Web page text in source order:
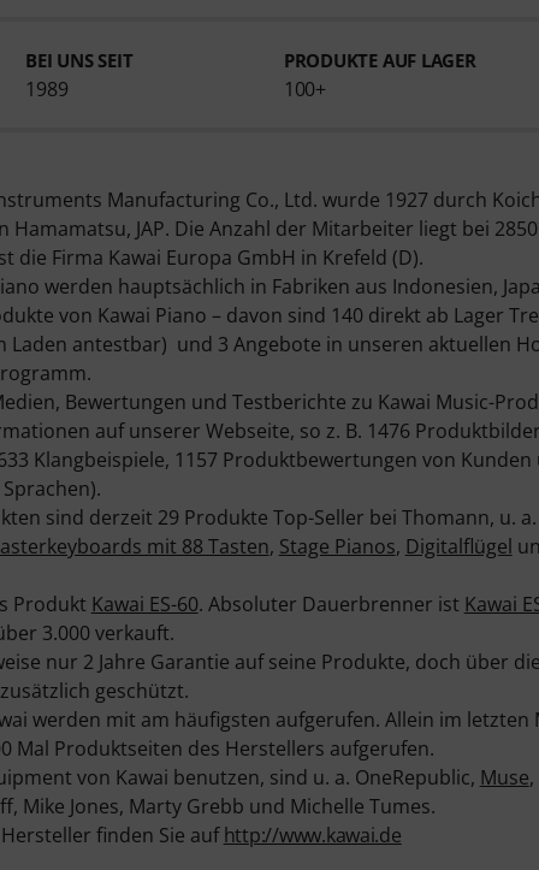
BEI UNS SEIT
1989
PRODUKTE AUF LAGER
100+
Manufacturing Co., Ltd. wurde 1927 durch
JAP. Die Anzahl der Mitarbeiter liegt bei
die Firma Kawai Europa GmbH in Krefeld (D).
werden hauptsächlich in Fabriken aus Indonesien,
von Kawai Piano – davon sind 140 direkt ab Lager
antestbar) und 3 Angebote in unseren aktuellen
Bewertungen und Testberichte zu Kawai Music-
auf unserer Webseite, so z. B. 1476
Klangbeispiele, 1157 Produktbewertungen von
sind derzeit 29 Produkte Top-Seller bei Thomann, u.
mit 88 Tasten, Stage Pianos, Digitalflügel
Produkt Kawai ES-60. Absoluter Dauerbrenner ist Kawai
3.000 verkauft.
nur 2 Jahre Garantie auf seine Produkte, doch über
geschützt.
werden mit am häufigsten aufgerufen. Allein im letzten
Mal Produktseiten des Herstellers aufgerufen.
von Kawai benutzen, sind u. a. OneRepublic, Muse
Mike Jones, Marty Grebb und Michelle Tumes.
finden Sie aufhttp://www.kawai.de